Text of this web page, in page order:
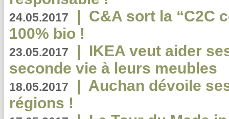
24.05.2017 | C&A sort la “C2C
100% bio !
23.05.2017 | IKEA veut aider
seconde vie à leurs meubles
18.05.2017 | Auchan dévoile
régions !